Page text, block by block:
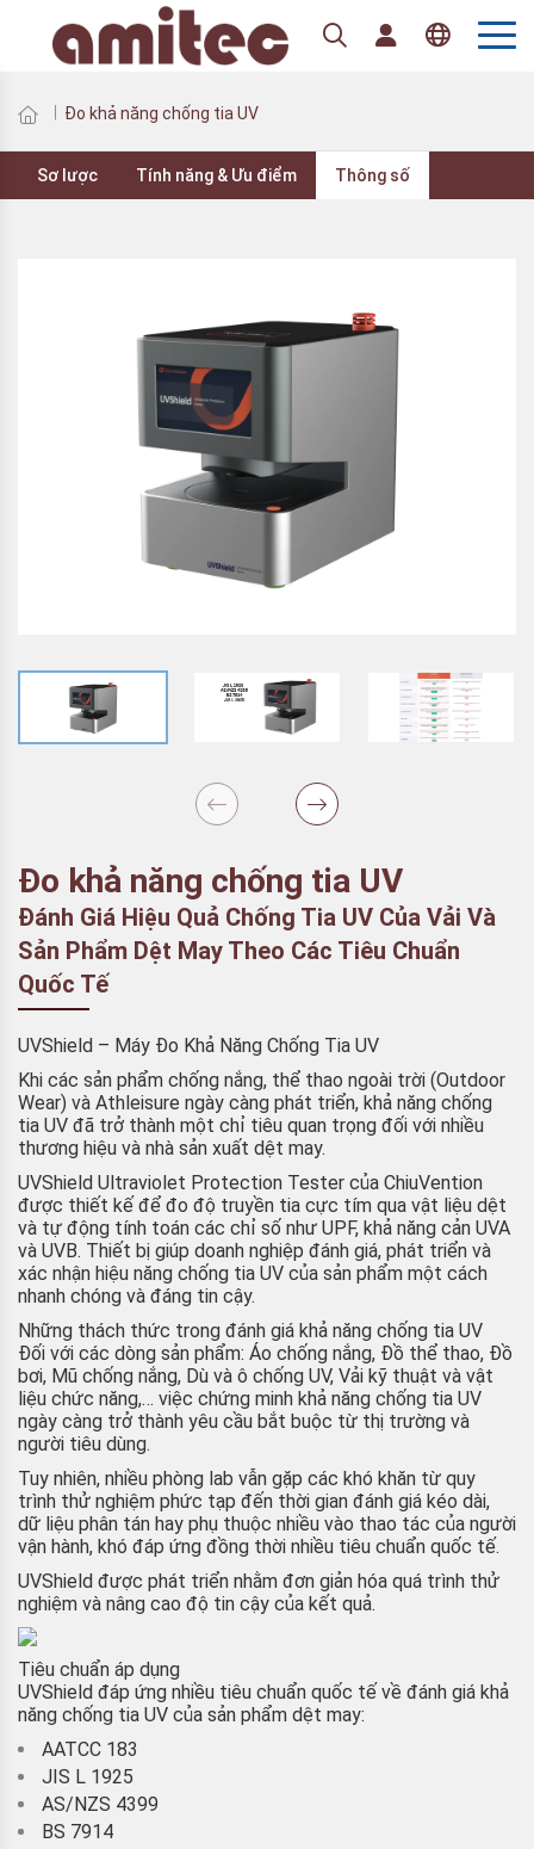
Đo khả năng chống tia UV
Sơ lược Tính năng & Ưu điểm Thông số
Đo khả năng chống tia UV
Đánh Giá Hiệu Quả Chống Tia UV Của Vải Và
Sản Phẩm Dệt May Theo Các Tiêu Chuẩn
Quốc Tế
UVShield – Máy Đo Khả Năng Chống Tia UV
Khi các sản phẩm chống nắng, thể thao ngoài trời (Outdoor
Wear) và Athleisure ngày càng phát triển, khả năng chống
tia UV đã trở thành một chỉ tiêu quan trọng đối với nhiều
thương hiệu và nhà sản xuất dệt may.
UVShield Ultraviolet Protection Tester của ChiuVention
được thiết kế để đo độ truyền tia cực tím qua vật liệu dệt
và tự động tính toán các chỉ số như UPF, khả năng cản UVA
và UVB. Thiết bị giúp doanh nghiệp đánh giá, phát triển và
xác nhận hiệu năng chống tia UV của sản phẩm một cách
nhanh chóng và đáng tin cậy.
Những thách thức trong đánh giá khả năng chống tia UV
Đối với các dòng sản phẩm: Áo chống nắng, Đồ thể thao, Đồ
bơi, Mũ chống nắng, Dù và ô chống UV, Vải kỹ thuật và vật
liệu chức năng,… việc chứng minh khả năng chống tia UV
ngày càng trở thành yêu cầu bắt buộc từ thị trường và
người tiêu dùng.
Tuy nhiên, nhiều phòng lab vẫn gặp các khó khăn từ quy
trình thử nghiệm phức tạp đến thời gian đánh giá kéo dài,
dữ liệu phân tán hay phụ thuộc nhiều vào thao tác của người
vận hành, khó đáp ứng đồng thời nhiều tiêu chuẩn quốc tế.
UVShield được phát triển nhằm đơn giản hóa quá trình thử
nghiệm và nâng cao độ tin cậy của kết quả.
Tiêu chuẩn áp dụng
UVShield đáp ứng nhiều tiêu chuẩn quốc tế về đánh giá khả
năng chống tia UV của sản phẩm dệt may:
AATCC 183
JIS L 1925
AS/NZS 4399
BS 7914